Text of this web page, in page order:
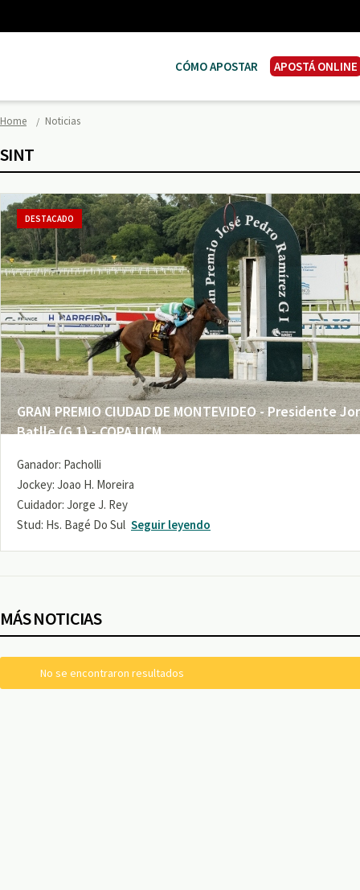
CÓMO APOSTAR APOSTÁ ONLINE
Home Noticias
SINT
GRAN PREMIO CIUDAD DE MONTEVIDEO - Presidente
Batlle (G 1) - COPA UCM
DESTACADO
Ganador: Pacholli
Jockey: Joao H. Moreira
Cuidador: Jorge J. Rey
Stud: Hs. Bagé Do Sul Seguir leyendo
MÁS NOTICIAS
No se encontraron resultados